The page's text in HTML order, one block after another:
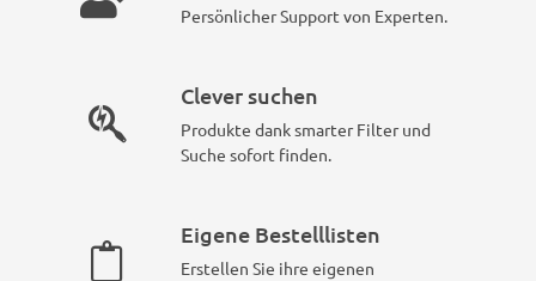
Persönlicher Support von Experten.
Clever suchen
Produkte dank smarter Filter und
Suche sofort finden.
Eigene Bestelllisten
Erstellen Sie ihre eigenen